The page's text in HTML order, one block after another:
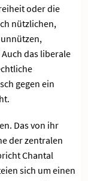
oder die
nützlichen,
das liberale
gegen ein
Das von ihr
der zentralen
Chantal
sich um einen